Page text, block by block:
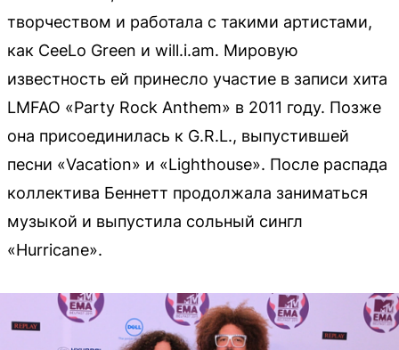
творчеством и работала с такими артистами,
как CeeLo Green и will.i.am. Мировую
известность ей принесло участие в записи хита
LMFAO «Party Rock Anthem» в 2011 году. Позже
она присоединилась к G.R.L., выпустившей
песни «Vacation» и «Lighthouse». После распада
коллектива Беннетт продолжала заниматься
музыкой и выпустила сольный сингл
«Hurricane».